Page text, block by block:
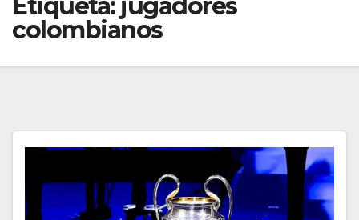
colombianos